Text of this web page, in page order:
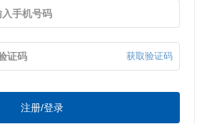
获取验证码
注册/登录